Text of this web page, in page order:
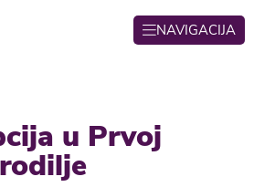
NAVIGACIJA
u Prvoj